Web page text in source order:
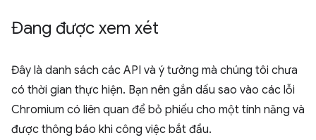
Đang được xem xét
Đây là danh sách các API và ý tưởng mà chúng tôi chưa
có thời gian thực hiện. Bạn nên gắn dấu sao vào các lỗi
Chromium có liên quan để bỏ phiếu cho một tính năng và
được thông báo khi công việc bắt đầu.